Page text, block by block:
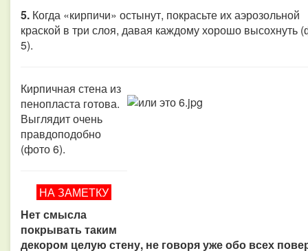
5. Когда «кирпичи» остынут, покрасьте их аэрозольной
краской в три слоя, давая каждому хорошо высохнуть
5).
Кирпичная стена из
пенопласта готова.
Выглядит очень
правдоподобно
(фото 6).
НА ЗАМЕТКУ
Нет смысла
покрывать таким
декором целую стену, не говоря уже обо всех